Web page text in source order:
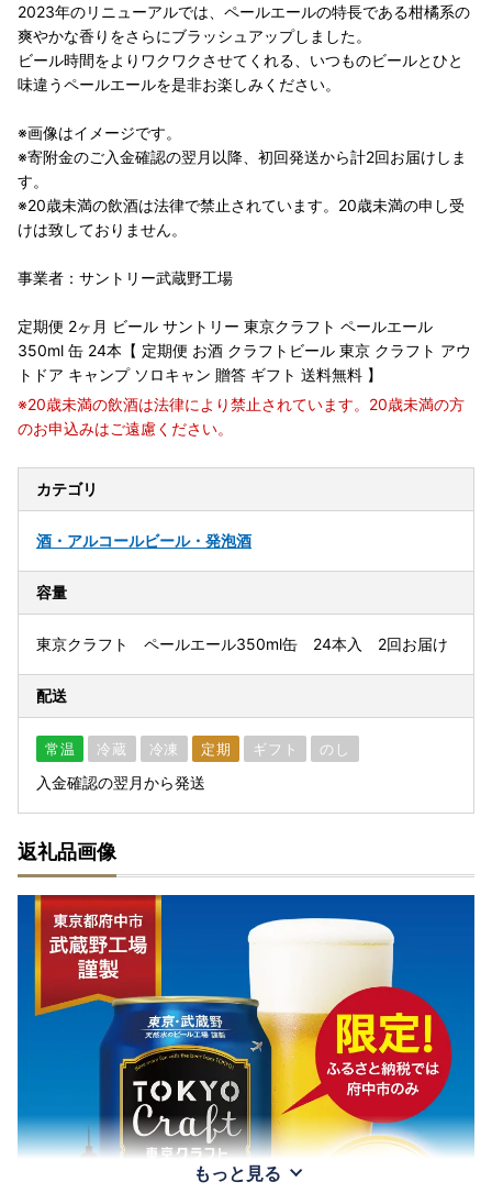
2023年のリニューアルでは、ペールエールの特長である柑橘系の
爽やかな香りをさらにブラッシュアップしました。
ビール時間をよりワクワクさせてくれる、いつものビールとひと
味違うペールエールを是非お楽しみください。
※画像はイメージです。
※寄附金のご入金確認の翌月以降、初回発送から計2回お届けしま
す。
※20歳未満の飲酒は法律で禁止されています。20歳未満の申し受
けは致しておりません。
事業者：サントリー武蔵野工場
定期便 2ヶ月 ビール サントリー 東京クラフト ペールエール
350ml 缶 24本【 定期便 お酒 クラフトビール 東京 クラフト アウ
トドア キャンプ ソロキャン 贈答 ギフト 送料無料 】
※20歳未満の飲酒は法律により禁止されています。20歳未満の方
のお申込みはご遠慮ください。
カテゴリ
酒・アルコールビール・発泡酒
容量
東京クラフト ペールエール350ml缶 24本入 2回お届け
配送
常温 冷蔵 冷凍 定期 ギフト のし
入金確認の翌月から発送
返礼品画像
もっと見る